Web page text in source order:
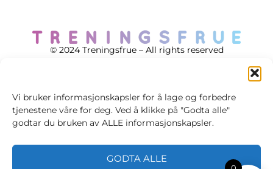
Vi bruker informasjonskapsler for å lage og forbedre
tjenestene våre for deg. Ved å klikke på "Godta alle"
godtar du bruken av ALLE informasjonskapsler.
GODTA ALLE
© 2024 Treningsfrue – All rights reserved
Cookie policy
Personvernsvilkår